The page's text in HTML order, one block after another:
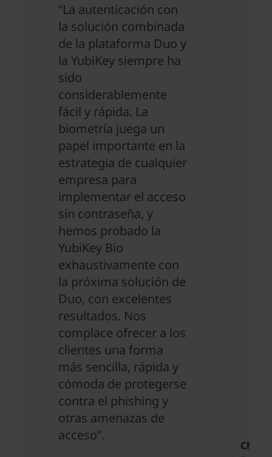
“La autenticación con
la solución combinada
de la plataforma Duo y
la YubiKey siempre ha
sido
considerablemente
fácil y rápida. La
biometría juega un
papel importante en la
estrategia de cualquier
empresa para
implementar el acceso
sin contraseña, y
hemos probado la
YubiKey Bio
exhaustivamente con
la próxima solución de
Duo, con excelentes
resultados. Nos
complace ofrecer a los
clientes una forma
más sencilla, rápida y
cómoda de protegerse
contra el phishing y
otras amenazas de
acceso”.
Chris